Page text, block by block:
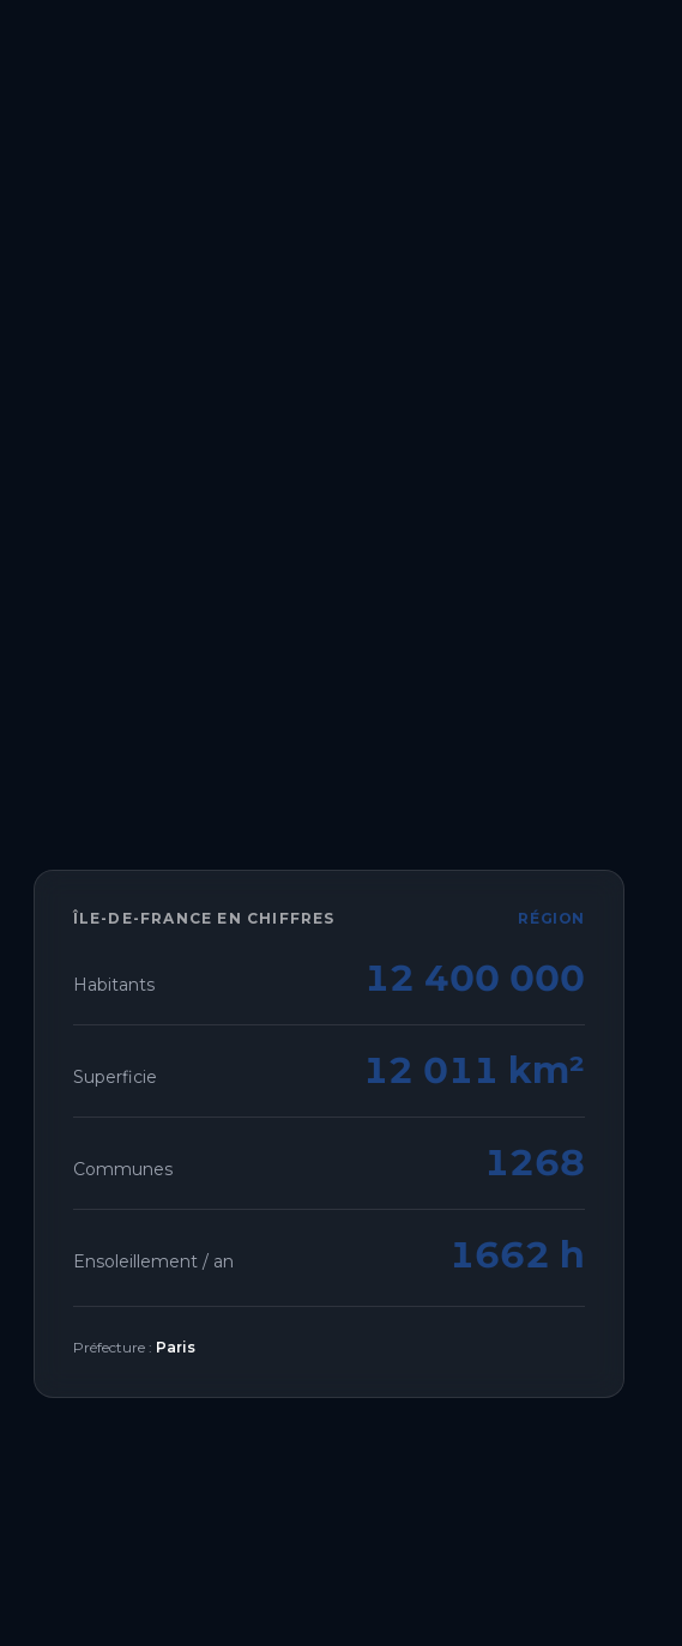
ÎLE-DE-FRANCE EN CHIFFRES RÉGION
Habitants 12 400 000
Superficie 12 011 km²
Communes 1268
Ensoleillement / an 1662 h
Préfecture : Paris